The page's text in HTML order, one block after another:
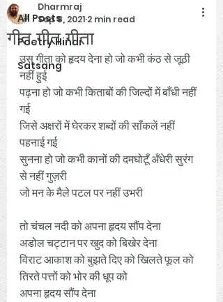
All Posts
Poetry Hindi
Satsang
गीत गीत गीता
Dharmraj
Sep 8, 2021 2 min read
उस गीता को हृदय देना हो जो कभी कंठ से जूठी
नहीं हुई
पढ़ना हो जो कभी किताबों की जिल्दों में बाँधी नहीं
गई
जिसे अक्षरों में घेरकर शब्दों की साँकलें नहीं
पहनाई गई
सुनना हो जो कभी कानों की दमघोटूँ अँधेरी सुरंग
से नहीं गुज़री
जो मन के मैले पटल पर नहीं उभरी
तो चंचल नदी को अपना हृदय सौंप देना
अडोल चट्टान पर खुद को बिखेर देना
विराट आकाश को बुझते दिए को खिलते फूल को
तिरते पत्तों को भोर की धूप को
अपना हृदय सौंप देना